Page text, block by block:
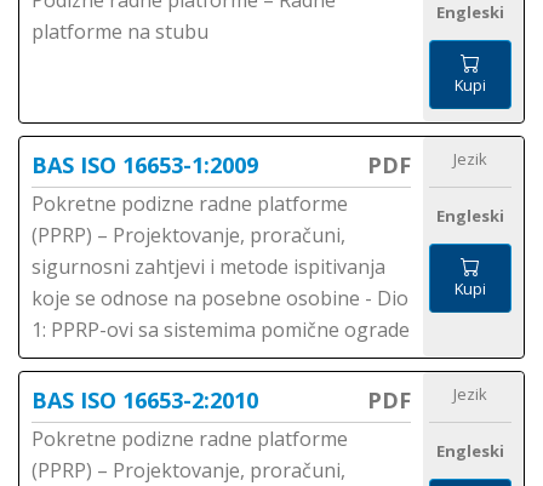
platforme na stubu
Engleski
Kupi
BAS ISO 16653-1:2009 PDF
Pokretne podizne radne platforme
(PPRP) – Projektovanje, proračuni,
sigurnosni zahtjevi i metode ispitivanja
koje se odnose na posebne osobine - Dio
1: PPRP-ovi sa sistemima pomične ograde
Jezik
Engleski
Kupi
BAS ISO 16653-2:2010 PDF
Pokretne podizne radne platforme
(PPRP) – Projektovanje, proračuni,
Jezik
Engleski